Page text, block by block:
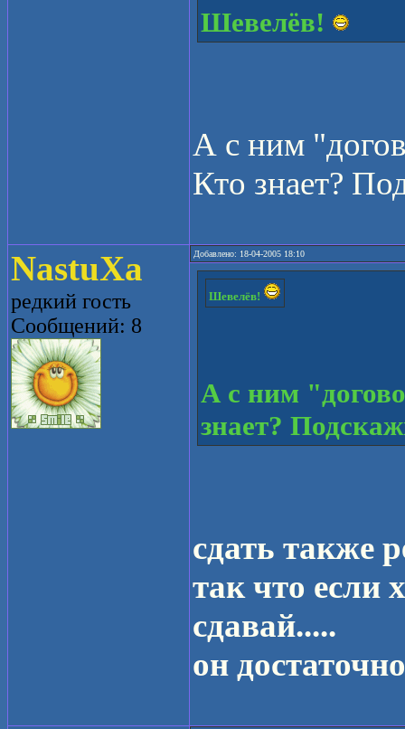
Шевелёв!
А с ним
Кто знает?
NastuXa
редкий гость
Сообщений: 8
Добавлено: 18-04-2005 18:10
Шевелёв!
А с ним
знает?
сдать также
так что если
сдавай.....
он